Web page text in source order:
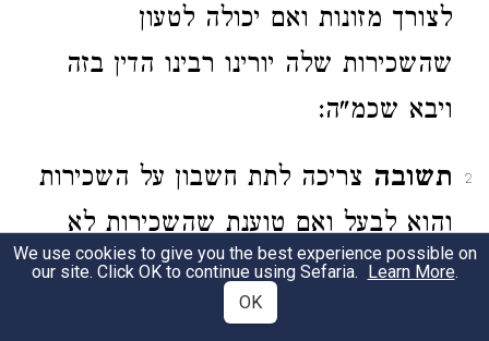
לצורך מזונות ואם יכולה לטעון
שהשכירות שלה יורינו רבינו הדין בזה
ויבא שכמ"ה:
2 תשובה צריכה לתת חשבון על השכירות
והוא לבעל ואם טוענת שהשכירות לא
הספיקה למה שהוצרכה למזונות וכסות
עד שהוצרכ' ללוות אין לחייבה כי אם
We use cookies to give you the best experience possible on
our site. Click OK to continue using Sefaria. Learn More.
OK